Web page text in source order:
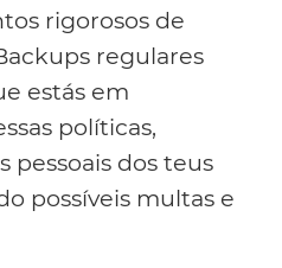
rigorosos de
regulares
estás em
políticas,
pessoais dos teus
possíveis multas e